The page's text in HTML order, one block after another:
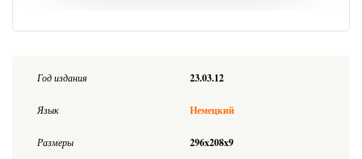
Год издания 23.03.12
Язык Немецкий
Размеры 296x208x9